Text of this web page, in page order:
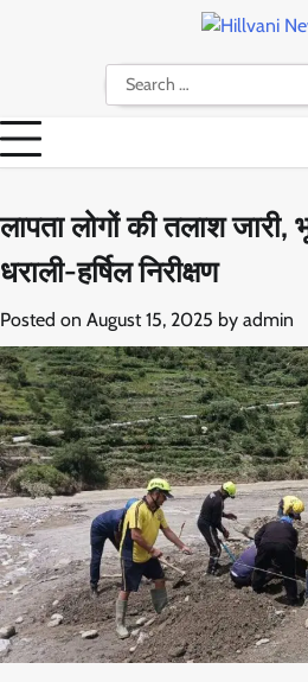
Search
for:
लापता लोगों की तलाश जारी,
धराली-हर्षिल निरीक्षण
Posted on August 15, 2025 by admin